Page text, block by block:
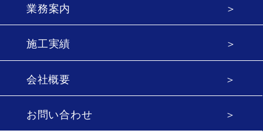
業務案内
施工実績
会社概要
お問い合わせ